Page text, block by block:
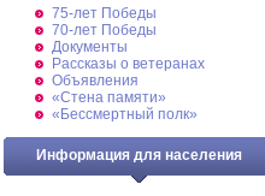
75-лет Победы
70-лет Победы
Документы
Рассказы о ветеранах
Объявления
«Стена памяти»
«Бессмертный полк»
Информация для населения